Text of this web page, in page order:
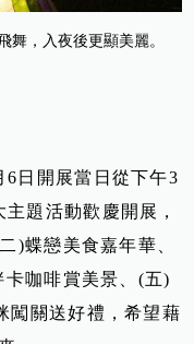
舞，入夜後更顯美麗。
6日開展當日從下午3
題活動歡慶開展，
)蝶戀美食嘉年華、
咖啡賞美景、(五)
闖關送好禮，希望藉